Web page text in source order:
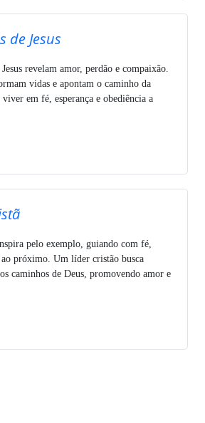
de Jesus
revelam amor, perdão e compaixão.
vidas e apontam o caminho da
em fé, esperança e obediência a
pelo exemplo, guiando com fé,
próximo. Um líder cristão busca
caminhos de Deus, promovendo amor e